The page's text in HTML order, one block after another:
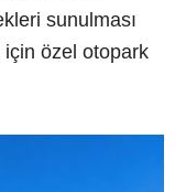
sunulması
özel otopark